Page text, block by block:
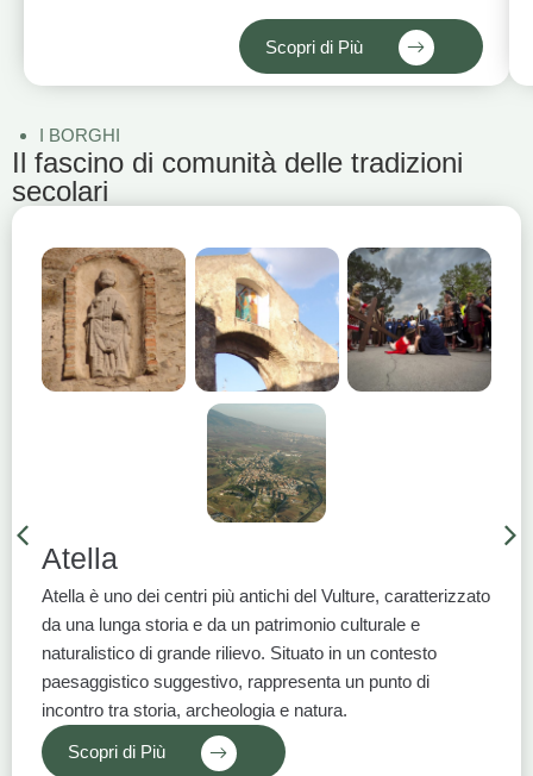
Scopri di Più
I BORGHI
Il fascino di comunità delle tradizioni
secolari
Atella
Atella è uno dei centri più antichi del Vulture, caratterizzato
da una lunga storia e da un patrimonio culturale e
naturalistico di grande rilievo. Situato in un contesto
paesaggistico suggestivo, rappresenta un punto di
incontro tra storia, archeologia e natura.
Scopri di Più